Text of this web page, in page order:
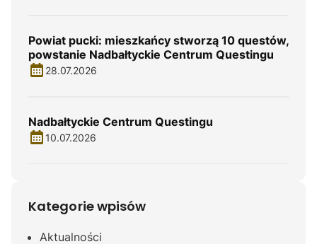
Powiat pucki: mieszkańcy stworzą 10 questów,
powstanie Nadbałtyckie Centrum Questingu
28.07.2026
Nadbałtyckie Centrum Questingu
10.07.2026
Kategorie wpisów
Aktualności